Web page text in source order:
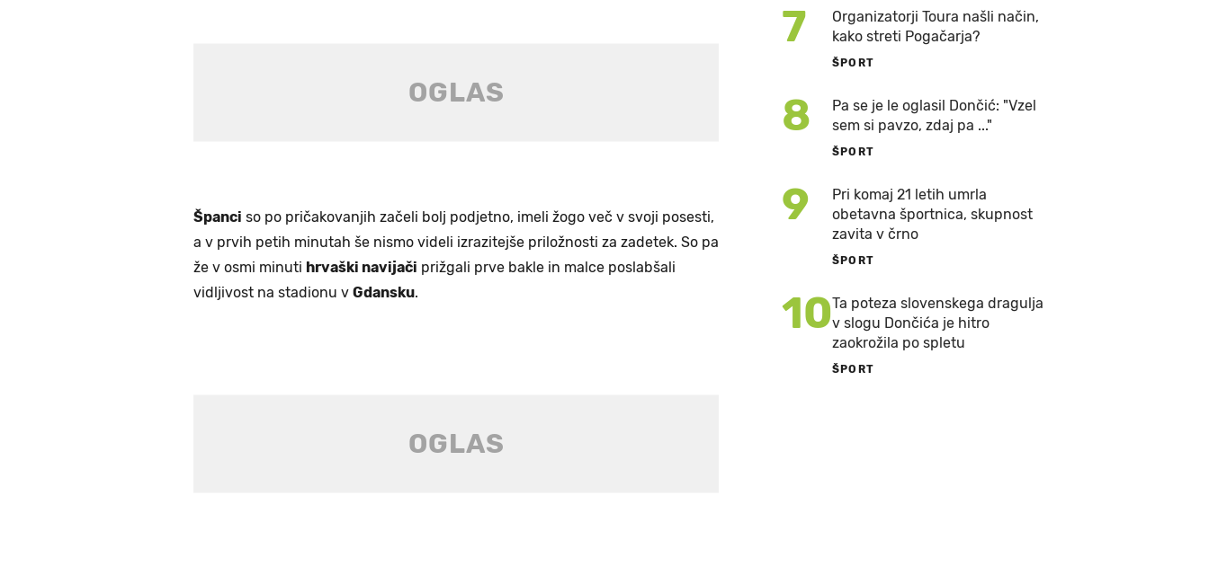
Španci so po pričakovanjih začeli bolj podjetno, imeli žogo več v svoji posesti,
a v prvih petih minutah še nismo videli izrazitejše priložnosti za zadetek. So pa
že v osmi minuti hrvaški navijači prižgali prve bakle in malce poslabšali
vidljivost na stadionu v Gdansku.
7
Organizatorji Toura našli način,
kako streti Pogačarja?
ŠPORT
8
Pa se je le oglasil Dončić: "Vzel
sem si pavzo, zdaj pa ..."
ŠPORT
9
Pri komaj 21 letih umrla
obetavna športnica, skupnost
zavita v črno
ŠPORT
10Ta poteza slovenskega dragulja
v slogu Dončića je hitro
zaokrožila po spletu
ŠPORT